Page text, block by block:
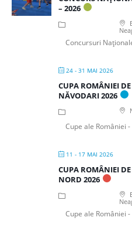
– 2026
Concursuri
24 - 31 MAI 2026
CUPA ROMÂNIEI
NĂVODARI 2026
Cupe ale României
11 - 17 MAI 2026
CUPA ROMÂNIEI
NORD 2026
Cupe ale României